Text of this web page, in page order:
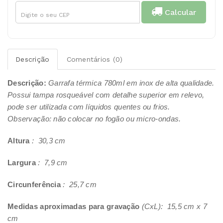
Calcular
Descrição Comentários (0)
Descrição:Garrafa térmica 780ml em inox de alta qualidade.
Possui tampa rosqueável com detalhe superior em relevo,
pode ser utilizada com líquidos quentes ou frios.
Observação: não colocar no fogão ou micro-ondas.
Altura : 30,3 cm
Largura: 7,9 cm
Circunferência: 25,7 cm
Medidas aproximadas para gravação (CxL): 15,5 cm x 7
cm